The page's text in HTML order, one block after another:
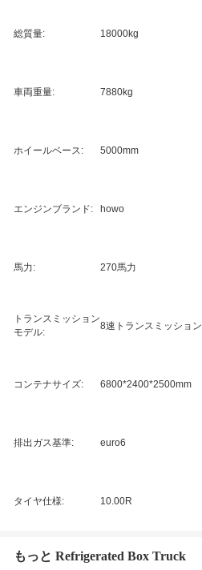
総質量: 18000kg
車両重量: 7880kg
ホイールベース: 5000mm
エンジンブランド: howo
馬力: 270馬力
トランスミッション
モデル:
8速トランスミッション
コンテナサイズ: 6800*2400*2500mm
排出ガス基準: euro6
タイヤ仕様: 10.00R
もっと Refrigerated Box Truck